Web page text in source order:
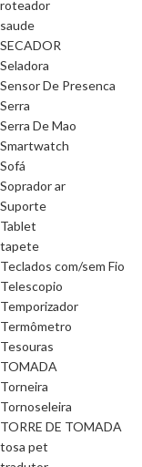
roteador
saude
SECADOR
Seladora
Sensor De Presenca
Serra
Serra De Mao
Smartwatch
Sofá
Soprador ar
Suporte
Tablet
tapete
Teclados com/sem Fio
Telescopio
Temporizador
Termômetro
Tesouras
TOMADA
Torneira
Tornoseleira
TORRE DE TOMADA
tosa pet